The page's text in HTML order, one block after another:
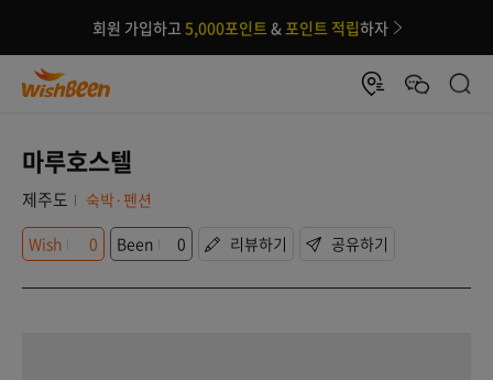
회원 가입하고 5,000포인트 &포인트 적립하자
마루호스텔
제주도
숙박·펜션
Wish
0 Been 0 리뷰하기 공유하기